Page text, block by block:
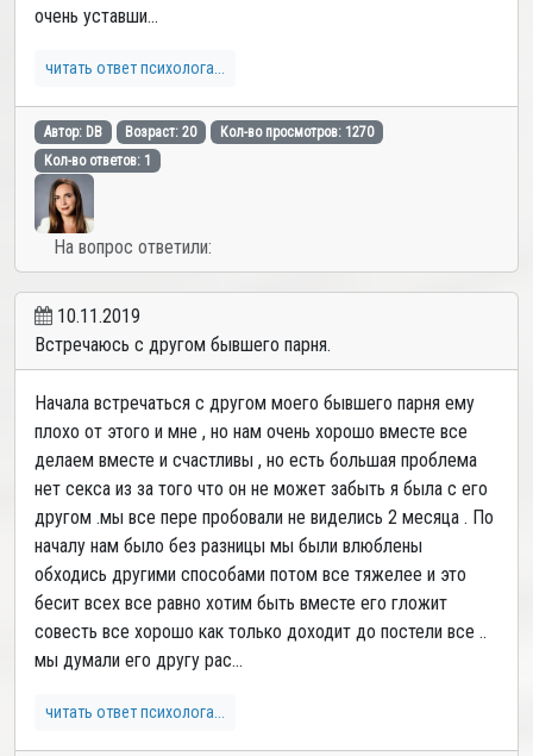
очень уставши...
читать ответ психолога...
Автор: DB Возраст: 20
Кол-во просмотров: 1270
Кол-во ответов: 1
На вопрос ответили:
10.11.2019
Встречаюсь с другом бывшего парня.
Начала встречаться с другом моего бывшего парня ему
плохо от этого и мне , но нам очень хорошо вместе все
делаем вместе и счастливы , но есть большая проблема
нет секса из за того что он не может забыть я была с его
другом .мы все пере пробовали не виделись 2 месяца . По
началу нам было без разницы мы были влюблены
обходись другими способами потом все тяжелее и это
бесит всех все равно хотим быть вместе его гложит
совесть все хорошо как только доходит до постели все ..
мы думали его другу рас...
читать ответ психолога...